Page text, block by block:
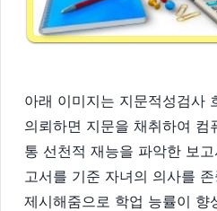
아래 이미지는 지문적성검사
의뢰하면 지문을 채취하여 컴
통 선천적 재능을 파악한 보
고서를 기준 자녀의 의사를
제시해줌으로 학업 능률이 향